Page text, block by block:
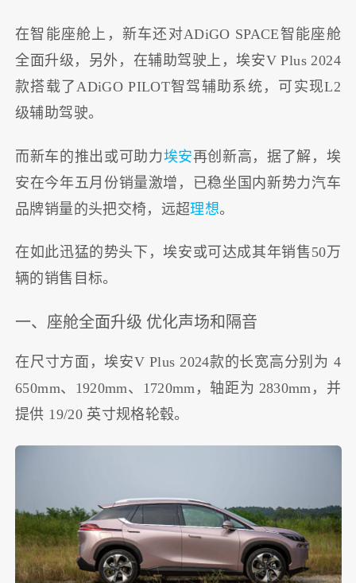
在智能座舱上，新车还对ADiGO SPACE智能座舱
全面升级，另外，在辅助驾驶上，埃安V Plus 2024
款搭载了ADiGO PILOT智驾辅助系统，可实现L2
级辅助驾驶。
而新车的推出或可助力埃安再创新高，据了解，埃
安在今年五月份销量激增，已稳坐国内新势力汽车
品牌销量的头把交椅，远超理想。
在如此迅猛的势头下，埃安或可达成其年销售50万
辆的销售目标。
一、座舱全面升级 优化声场和隔音
在尺寸方面，埃安V Plus 2024款的长宽高分别为 4
650mm、1920mm、1720mm，轴距为 2830mm，并
提供 19/20 英寸规格轮毂。